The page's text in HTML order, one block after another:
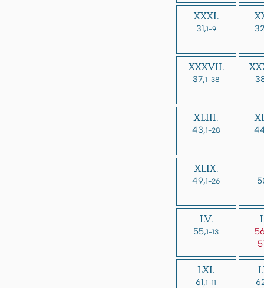
XXXI.
31,1-9
XXXVII.
37,1-38
XLIII.
43,1-28
XLIX.
49,1-26
LV.
55,1-13
LXI.
61,1-11